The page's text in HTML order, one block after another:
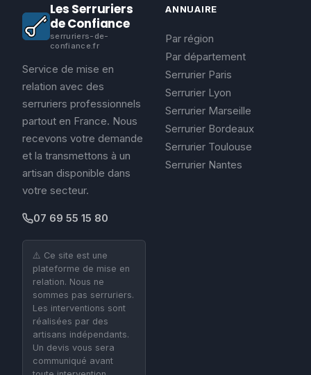
Les Serruriers
de Confiance
serruriers-de-
confiance.fr
Service de mise en
relation avec des
serruriers professionnels
partout en France. Nous
recevons votre demande
et la transmettons à un
artisan disponible dans
votre secteur.
07 69 55 15 80
⚠️ Ce site est une
plateforme de mise en
relation. Nous ne
sommes pas serruriers.
Les interventions sont
réalisées par des
artisans indépendants.
Un devis vous sera
communiqué avant
ANNUAIRE
Par région
Par département
Serrurier Paris
Serrurier Lyon
Serrurier Marseille
Serrurier Bordeaux
Serrurier Toulouse
Serrurier Nantes